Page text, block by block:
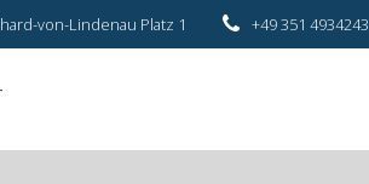
von-Lindenau Platz 1 +49 351 4934243